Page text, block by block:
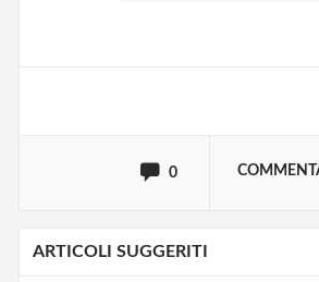
0
ARTICOLI SUGGERITI